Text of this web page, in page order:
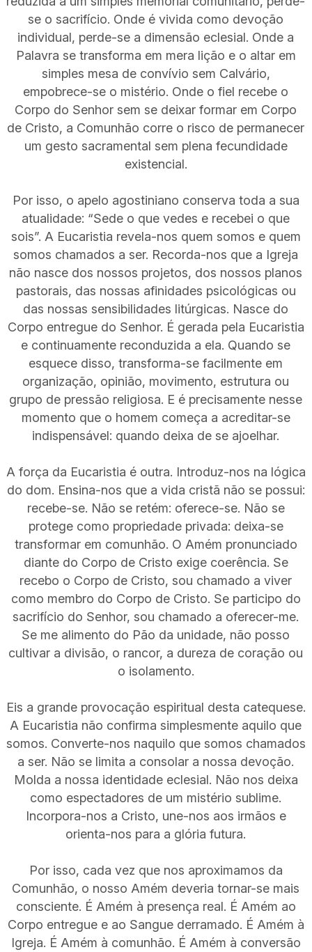
se o sacrifício. Onde é vivida como devoção
individual, perde-se a dimensão eclesial. Onde a
Palavra se transforma em mera lição e o altar em
simples mesa de convívio sem Calvário,
empobrece-se o mistério. Onde o fiel recebe o
Corpo do Senhor sem se deixar formar em Corpo
de Cristo, a Comunhão corre o risco de permanecer
um gesto sacramental sem plena fecundidade
existencial.
Por isso, o apelo agostiniano conserva toda a sua
atualidade: “Sede o que vedes e recebei o que
sois”. A Eucaristia revela-nos quem somos e quem
somos chamados a ser. Recorda-nos que a Igreja
não nasce dos nossos projetos, dos nossos planos
pastorais, das nossas afinidades psicológicas ou
das nossas sensibilidades litúrgicas. Nasce do
Corpo entregue do Senhor. É gerada pela Eucaristia
e continuamente reconduzida a ela. Quando se
esquece disso, transforma-se facilmente em
organização, opinião, movimento, estrutura ou
grupo de pressão religiosa. E é precisamente nesse
momento que o homem começa a acreditar-se
indispensável: quando deixa de se ajoelhar.
A força da Eucaristia é outra. Introduz-nos na lógica
do dom. Ensina-nos que a vida cristã não se possui:
recebe-se. Não se retém: oferece-se. Não se
protege como propriedade privada: deixa-se
transformar em comunhão. O Amém pronunciado
diante do Corpo de Cristo exige coerência. Se
recebo o Corpo de Cristo, sou chamado a viver
como membro do Corpo de Cristo. Se participo do
sacrifício do Senhor, sou chamado a oferecer-me.
Se me alimento do Pão da unidade, não posso
cultivar a divisão, o rancor, a dureza de coração ou
o isolamento.
Eis a grande provocação espiritual desta catequese.
A Eucaristia não confirma simplesmente aquilo que
somos. Converte-nos naquilo que somos chamados
a ser. Não se limita a consolar a nossa devoção.
Molda a nossa identidade eclesial. Não nos deixa
como espectadores de um mistério sublime.
Incorpora-nos a Cristo, une-nos aos irmãos e
orienta-nos para a glória futura.
Por isso, cada vez que nos aproximamos da
Comunhão, o nosso Amém deveria tornar-se mais
consciente. É Amém à presença real. É Amém ao
Corpo entregue e ao Sangue derramado. É Amém à
Igreja. É Amém à comunhão. É Amém à conversão